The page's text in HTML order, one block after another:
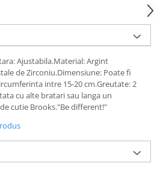
Ajustabila.Material: Argint
de Zirconiu.Dimensiune: Poate fi
intre 15-20 cm.Greutate: 2
cu alte bratari sau langa un
cutie Brooks."Be different!"